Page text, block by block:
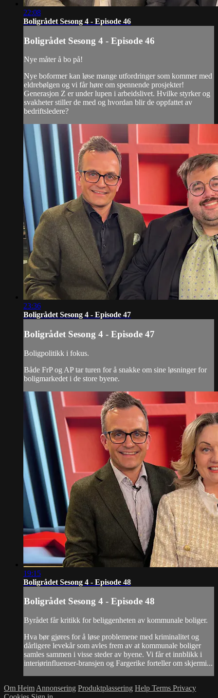
22:08
Boligrådet Sesong 4 - Episode 46
Boligrådet Sesong 4 - Episode 46
Nye måter å bo på!
Nye boformer kan løse mange utfordringer som kommer med
eldrebølgen og vi får høre om spennende prosjekter!
Generasjon Z er under lupen i arbeidslivet. Hvilke styrker og
svakheter stiller de med og hvordan blir de oppfattet av
bedriftsledere?
23:36
Boligrådet Sesong 4 - Episode 47
Boligrådet Sesong 4 - Episode 47
Boligpolitikk i fokus.
Både FrP og AP tar turen for å snakke om sine løsninger for
boligmarkedet i de store byene.
19:15
Boligrådet Sesong 4 - Episode 48
Boligrådet Sesong 4 - Episode 48
Byrådet får kritikk for beliggenheten av kommunale boliger.
Hva bør gjøres for å løse problemene med kriminalitet og
dårligere levekår som avles frem av at kommunale boliger
samles sammen i visse steder av byene. Vi får et innblikk i
interiørinfluenser-bransjen og Fargerike forteller om skjermi...
Om Heim Annonsering Produktplassering Help Terms Privacy